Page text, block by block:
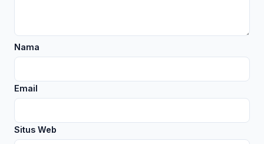
Nama
Email
Situs Web